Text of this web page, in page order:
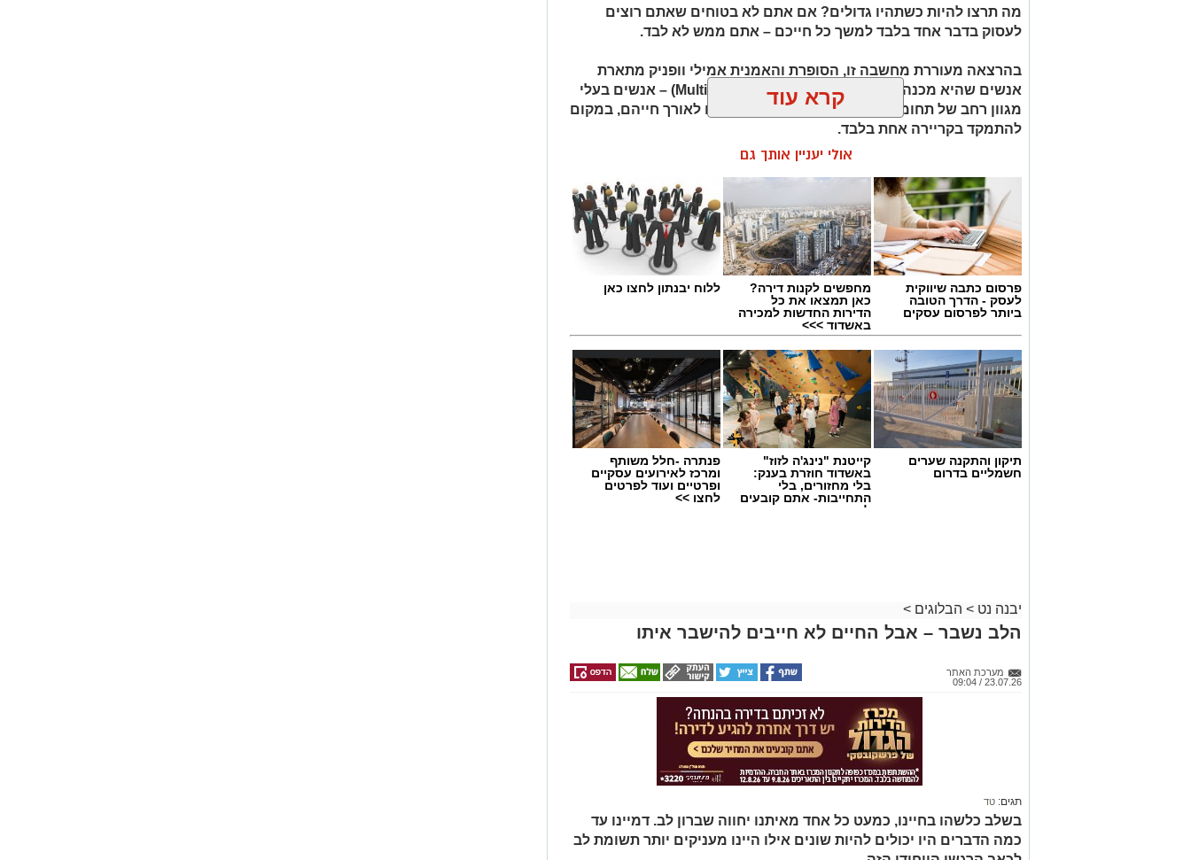
מה תרצו להיות כשתהיו גדולים? אם אתם לא בטוחים שאתם רוצים
לעסוק בדבר אחד בלבד למשך כל חייכם – אתם ממש לא לבד.
בהרצאה מעוררת מחשבה זו, הסופרת והאמנית אמילי וופניק מתארת
אנשים שהיא מכנה "רבי־פוטנציאל" (Multipotentialites) – אנשים בעלי
מגוון רחב של תחומי עניין, כישורים ועיסוקים שונים לאורך חייהם, במקום
להתמקד בקריירה אחת בלבד.
יש לכם מידע חשוב שטרם נחשף? צילומים מאירוע חדשותי? מצאתם טעות
בכתבה? נשמח שתשתפו אותנו
קרא עוד
אולי יעניין אותך גם
פרסום כתבה שיווקית
לעסק - הדרך הטובה
ביותר לפרסום עסקים
מחפשים לקנות דירה?
כאן תמצאו את כל
הדירות החדשות למכירה
באשדוד >>>
ללוח יבנתון לחצו כאן
תיקון והתקנה שערים
חשמליים בדרום
קייטנת "נינג'ה לזוז"
באשדוד חוזרת בענק:
בלי מחזורים, בלי
התחייבות- אתם קובעים
לכמה ואיזה ימים
פנתרה -חלל משותף
ומרכז לאירועים עסקיים
ופרטיים ועוד לפרטים
לחצו >>
יבנה נט > הבלוגים >
הלב נשבר – אבל החיים לא חייבים להישבר איתו
מערכת האתר
23.07.26 / 09:04
תגים: טד
בשלב כלשהו בחיינו, כמעט כל אחד מאיתנו יחווה שברון לב. דמיינו עד
כמה הדברים היו יכולים להיות שונים אילו היינו מעניקים יותר תשומת לב